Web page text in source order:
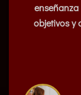
objetivos y